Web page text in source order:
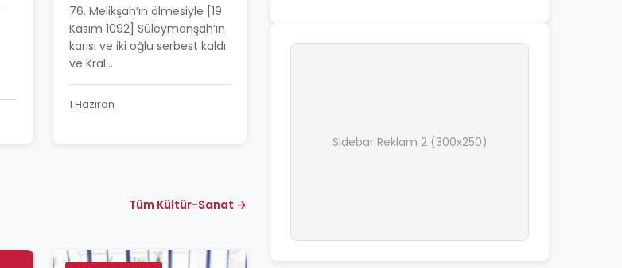
76. Melikşah’ın ölmesiyle [19
Kasım 1092] Süleymanşah’ın
karısı ve iki oğlu serbest kaldı
ve Kral...
1 Haziran
Tüm Kültür-Sanat →
Sidebar Reklam 2 (300x250)